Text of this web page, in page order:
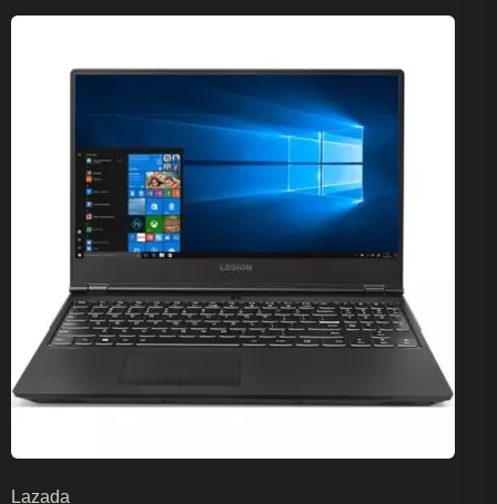
Lazada